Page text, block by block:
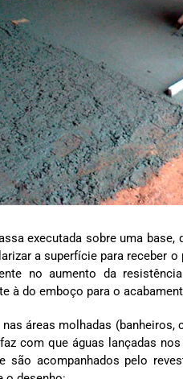
executada sobre uma
a superfície para receber
no aumento da
à do emboço para o
áreas molhadas
com que águas lançadas
acompanhados pelo